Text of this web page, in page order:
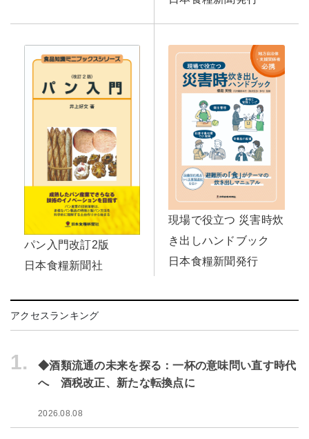
パン入門改訂2版
日本食糧新聞社
現場で役立つ 災害時炊
き出しハンドブック
日本食糧新聞発行
アクセスランキング
1.
◆酒類流通の未来を探る：一杯の意味問い直す時代
へ 酒税改正、新たな転換点に
2026.08.08